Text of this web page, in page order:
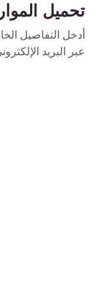
تحميل
أدخل التفاصيل
عبر البريد